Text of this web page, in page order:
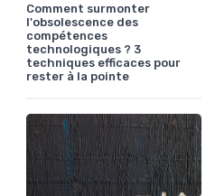
Comment surmonter
l'obsolescence des
compétences
technologiques ? 3
techniques efficaces pour
rester à la pointe